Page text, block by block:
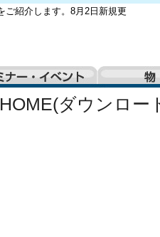
ご紹介します。8月2日新規更
HOME(ダウンロー